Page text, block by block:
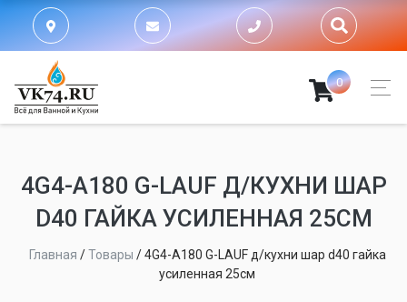
0
4G4-A180 G-LAUF Д/КУХНИ ШАР
D40 ГАЙКА УСИЛЕННАЯ 25СМ
Главная /Товары /4G4-A180 G-LAUF д/кухни шар d40 гайка
усиленная 25см